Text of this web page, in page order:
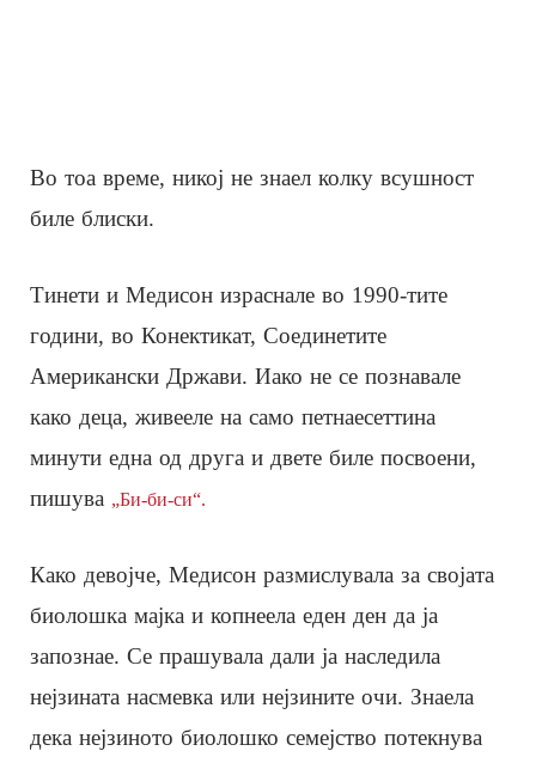
Во тоа време, никој не знаел колку всушност
биле блиски.
Тинети и Медисон израснале во 1990-тите
години, во Конектикат, Соединетите
Американски Држави. Иако не се познавале
како деца, живееле на само петнаесеттина
минути една од друга и двете биле посвоени,
пишува „Би-би-си“.
Како девојче, Медисон размислувала за својата
биолошка мајка и копнеела еден ден да ја
запознае. Се прашувала дали ја наследила
нејзината насмевка или нејзините очи. Знаела
дека нејзиното биолошко семејство потекнува